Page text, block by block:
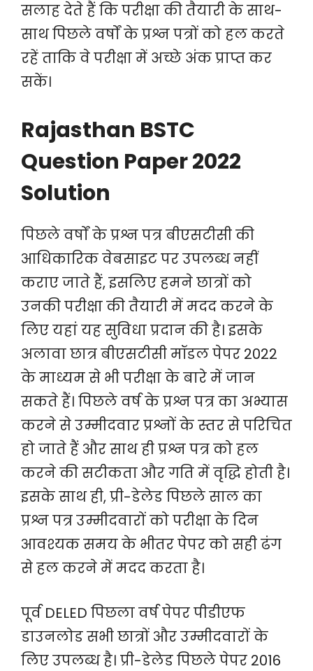
सलाह देते हैं कि परीक्षा की तैयारी के साथ-
साथ पिछले वर्षों के प्रश्न पत्रों को हल करते
रहें ताकि वे परीक्षा में अच्छे अंक प्राप्त कर
सकें।
Rajasthan BSTC
Question Paper 2022
Solution
पिछले वर्षों के प्रश्न पत्र बीएसटीसी की
आधिकारिक वेबसाइट पर उपलब्ध नहीं
कराए जाते हैं, इसलिए हमने छात्रों को
उनकी परीक्षा की तैयारी में मदद करने के
लिए यहां यह सुविधा प्रदान की है। इसके
अलावा छात्र बीएसटीसी मॉडल पेपर 2022
के माध्यम से भी परीक्षा के बारे में जान
सकते हैं। पिछले वर्ष के प्रश्न पत्र का अभ्यास
करने से उम्मीदवार प्रश्नों के स्तर से परिचित
हो जाते हैं और साथ ही प्रश्न पत्र को हल
करने की सटीकता और गति में वृद्धि होती है।
इसके साथ ही, प्री-डेलेड पिछले साल का
प्रश्न पत्र उम्मीदवारों को परीक्षा के दिन
आवश्यक समय के भीतर पेपर को सही ढंग
से हल करने में मदद करता है।
पूर्व DELED पिछला वर्ष पेपर पीडीएफ
डाउनलोड सभी छात्रों और उम्मीदवारों के
लिए उपलब्ध है। प्री-डेलेड पिछले पेपर 2016